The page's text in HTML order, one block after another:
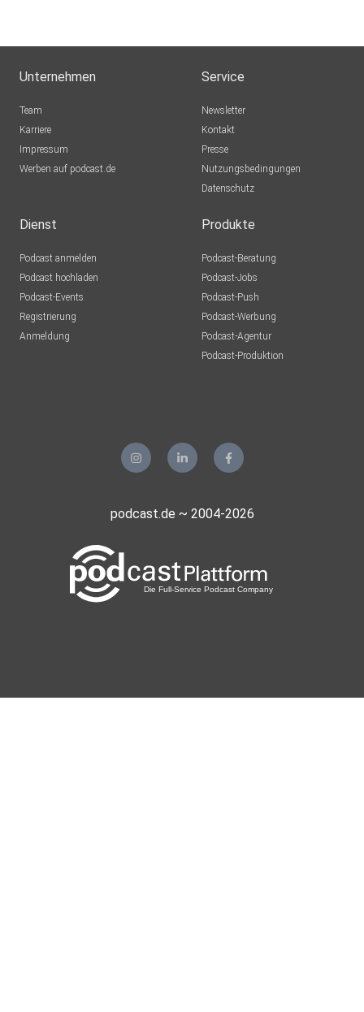
Unternehmen
Team
Karriere
Impressum
Werben auf podcast.de
Service
Newsletter
Kontakt
Presse
Nutzungsbedingungen
Datenschutz
Dienst
Podcast anmelden
Podcast hochladen
Podcast-Events
Registrierung
Anmeldung
Produkte
Podcast-Beratung
Podcast-Jobs
Podcast-Push
Podcast-Werbung
Podcast-Agentur
Podcast-Produktion
podcast.de ~ 2004-2026